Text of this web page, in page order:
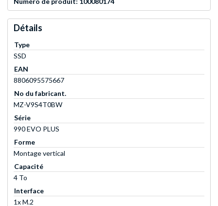
Détails
Type
SSD
EAN
8806095575667
No du fabricant.
MZ-V9S4T0BW
Série
990 EVO PLUS
Forme
Montage vertical
Capacité
4 To
Interface
1x M.2